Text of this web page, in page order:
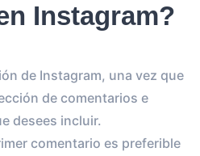
Instagram?
de Instagram, una vez que
de comentarios e
desees incluir.
comentario es preferible